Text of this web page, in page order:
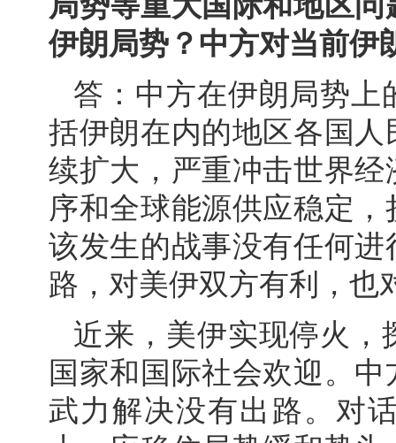
伊朗局势？中方对当前伊
答：中方在伊朗局势上
括伊朗在内的地区各国
续扩大，严重冲击世界
序和全球能源供应稳定
该发生的战事没有任何
路，对美伊双方有利，也
近来，美伊实现停火，
国家和国际社会欢迎。
武力解决没有出路。对